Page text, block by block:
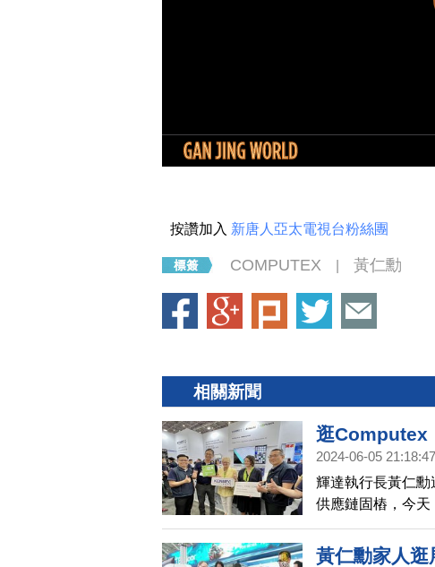
按讚加入 新唐人亞太電視台粉絲團
COMPUTEX 黃仁勳
相關新聞
逛Computex
2024-06-05 21:18:47
輝達執行長黃仁
供應鏈固樁，今
腦展，參訪台廠
敏珊則是頻頻稱讚
黃仁勳家人逛